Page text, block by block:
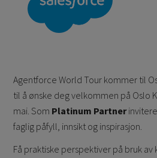
Agentforce World Tour kommer til
til å ønske deg velkommen på Oslo
mai. Som Platinum Partner
faglig påfyll, innsikt og inspirasjon.
Få praktiske perspektiver på bruk av